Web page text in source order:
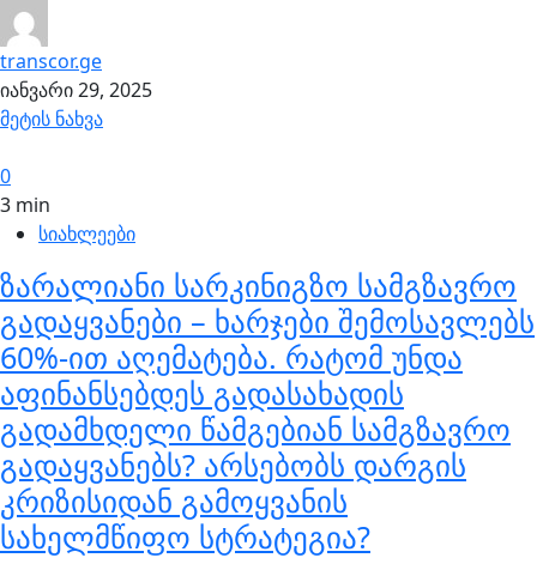
transcor.ge
იანვარი 29, 2025
მეტის ნახვა
0
3 min
სიახლეები
ზარალიანი სარკინიგზო სამგზავრო
გადაყვანები – ხარჯები შემოსავლებს
60%-ით აღემატება. რატომ უნდა
აფინანსებდეს გადასახადის
გადამხდელი წამგებიან სამგზავრო
გადაყვანებს? არსებობს დარგის
კრიზისიდან გამოყვანის
სახელმწიფო სტრატეგია?